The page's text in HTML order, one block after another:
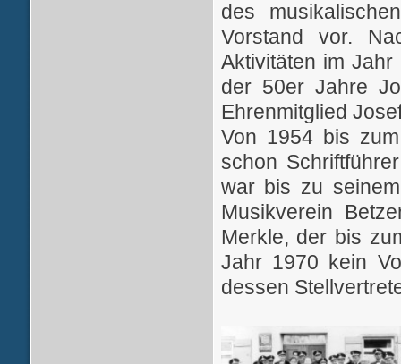
des
Vorstand vor.
Aktivitäten im
der 50er Jahre
Ehrenmitglied
Von 1954 bis
schon
war bis zu
Musikverein
Merkle, der bis
Jahr 1970 kein
dessen